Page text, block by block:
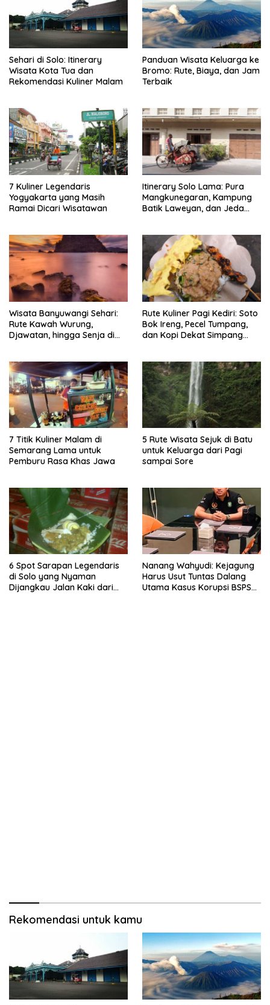
Sehari di Solo: Itinerary
Wisata Kota Tua dan
Rekomendasi Kuliner Malam
Panduan Wisata Keluarga ke
Bromo: Rute, Biaya, dan Jam
Terbaik
7 Kuliner Legendaris
Yogyakarta yang Masih
Ramai Dicari Wisatawan
Itinerary Solo Lama: Pura
Mangkunegaran, Kampung
Batik Laweyan, dan Jeda
Wisata Banyuwangi Sehari:
Rute Kawah Wurung,
Djawatan, hingga Senja di
Rute Kuliner Pagi Kediri: Soto
Bok Ireng, Pecel Tumpang,
dan Kopi Dekat Simpang
7 Titik Kuliner Malam di
Semarang Lama untuk
Pemburu Rasa Khas Jawa
5 Rute Wisata Sejuk di Batu
untuk Keluarga dari Pagi
sampai Sore
6 Spot Sarapan Legendaris
di Solo yang Nyaman
Dijangkau Jalan Kaki dari
Nanang Wahyudi: Kejagung
Harus Usut Tuntas Dalang
Utama Kasus Korupsi BSPS
Rekomendasi untuk kamu